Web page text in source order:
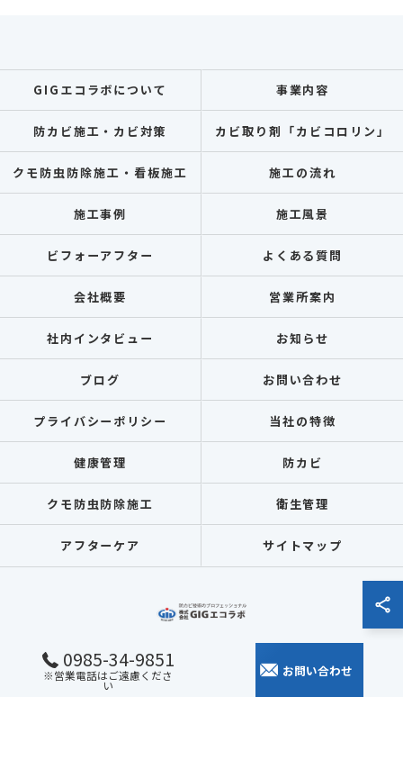
0985-34-9851
※営業電話はご遠慮くださ
い
お問い合わせ
GIGエコラボについて 事業内容
防カビ施工・カビ対策 カビ取り剤「カビコロリン」
クモ防虫防除施工・看板施工 施工の流れ
施工事例 施工風景
ビフォーアフター よくある質問
会社概要 営業所案内
社内インタビュー お知らせ
ブログ お問い合わせ
プライバシーポリシー 当社の特徴
健康管理 防カビ
クモ防虫防除施工 衛生管理
アフターケア サイトマップ
© 2026 全国各地のカビ取りなら株式会社GIGエコラボ ALL RIGHTS RESERVED.